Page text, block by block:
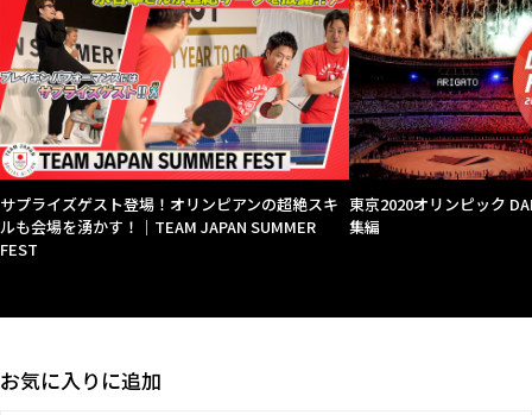
サプライズゲスト登場！オリンピアンの超絶スキ
ルも会場を湧かす！｜TEAM JAPAN SUMMER
FEST
東京2020オリンピック
集編
お気に入りに追加